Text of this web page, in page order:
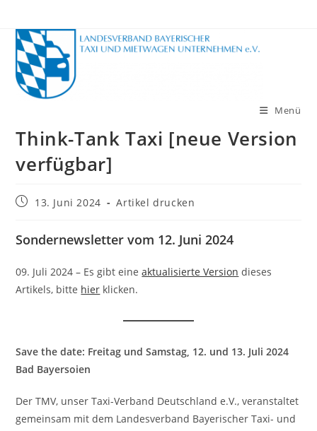
Inhalt
springen
Menü
Think-Tank Taxi [neue Version
verfügbar]
Beitrag13. Juni 2024 Artikel drucken
Sondernewsletter vom 12. Juni 2024
09. Juli 2024 – Es gibt eineaktualisierte Version dieses
Artikels, bitte hier klicken.
Save the date: Freitag und Samstag, 12. und 13. Juli 2024
Bad Bayersoien
Der TMV, unser Taxi-Verband Deutschland e.V., veranstaltet
gemeinsam mit dem Landesverband Bayerischer Taxi- und